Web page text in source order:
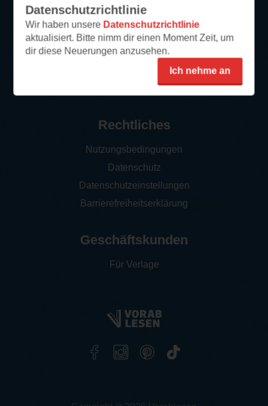
Datenschutzrichtlinie
Wir haben unsere Datenschutzrichtlinie
aktualisiert. Bitte nimm dir einen Moment Zeit, um
dir diese Neuerungen anzusehen.
Ich nehme an
So funktioniert‘s
FAQ
Newsletter abonnieren
Rechtliches
Nutzungsbedingungen
Datenschutz
Datenschutzeinstellungen
Barrierefreiheitserklärung
Geschäftskunden
Für Verlage